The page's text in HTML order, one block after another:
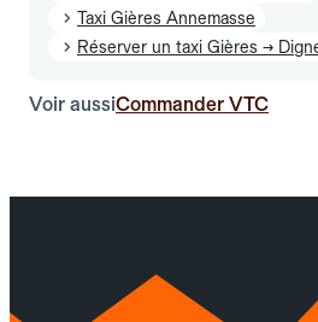
Taxi Gières Annemasse
Réserver un taxi Gières →
Voir aussiCommander VTC